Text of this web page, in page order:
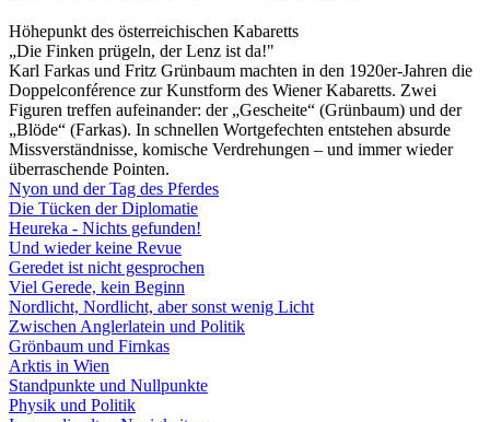
Höhepunkt des österreichischen Kabaretts
„Die Finken prügeln, der Lenz ist da!"
Karl Farkas und Fritz Grünbaum machten in den 1920er-Jahren die
Doppelconférence zur Kunstform des Wiener Kabaretts. Zwei
Figuren treffen aufeinander: der „Gescheite“ (Grünbaum) und der
„Blöde“ (Farkas). In schnellen Wortgefechten entstehen absurde
Missverständnisse, komische Verdrehungen – und immer wieder
überraschende Pointen.
Nyon und der Tag des Pferdes
Die Tücken der Diplomatie
Heureka - Nichts gefunden!
Und wieder keine Revue
Geredet ist nicht gesprochen
Viel Gerede, kein Beginn
Nordlicht, Nordlicht, aber sonst wenig Licht
Zwischen Anglerlatein und Politik
Grönbaum und Firnkas
Arktis in Wien
Standpunkte und Nullpunkte
Physik und Politik